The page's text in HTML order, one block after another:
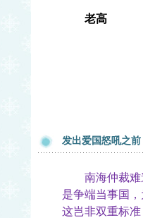
老高
发出爱国怒吼之
南海仲裁难道
是争端当事国
这岂非双重标